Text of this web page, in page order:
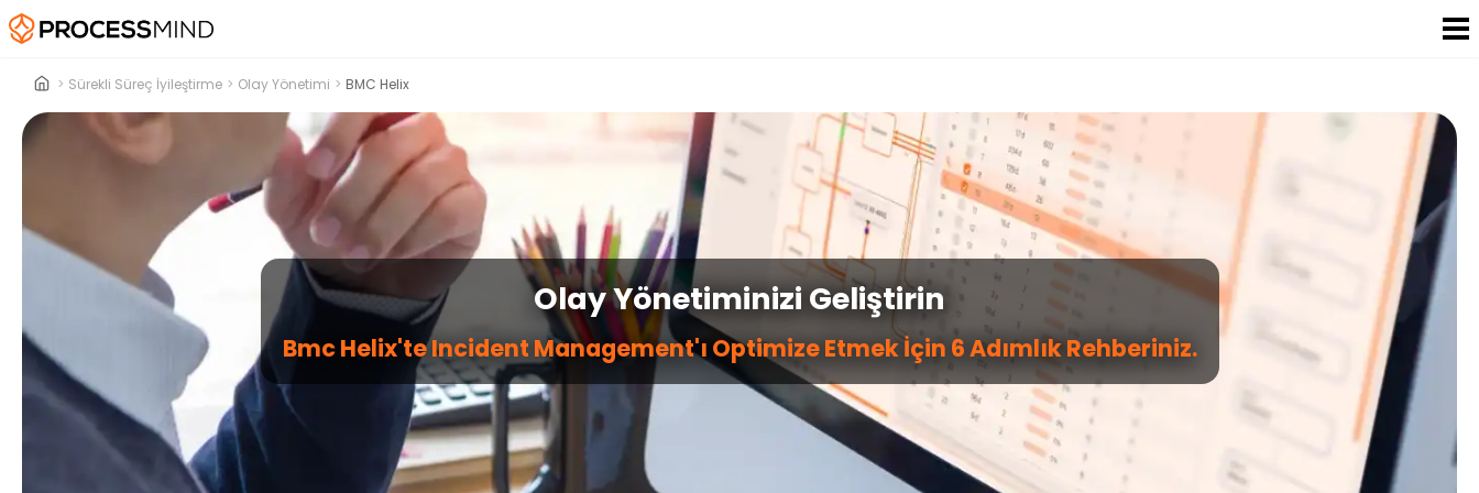
> Sürekli Süreç İyileştirme > Olay Yönetimi > BMC Helix
Olay Yönetiminizi Geliştirin
Bmc Helix'te Incident Management'ı Optimize Etmek İçin 6 Adımlık Rehberiniz.